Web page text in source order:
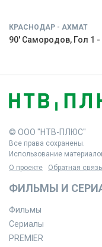
КРАСНОДАР - АХМАТ
90' Самородов, Гол 1 -
© ООО "НТВ-ПЛЮС"
Все права сохранены.
Использование
О проекте
Обратная связь
ФИЛЬМЫ И
Фильмы
Сериалы
PREMIER